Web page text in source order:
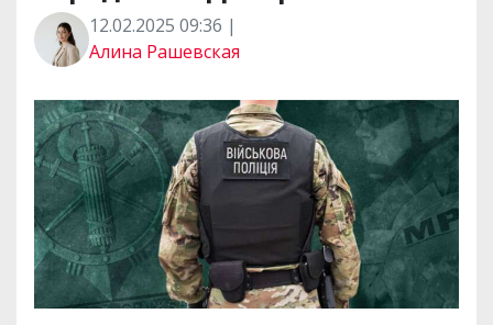
12.02.2025 09:36 |
Алина Рашевская